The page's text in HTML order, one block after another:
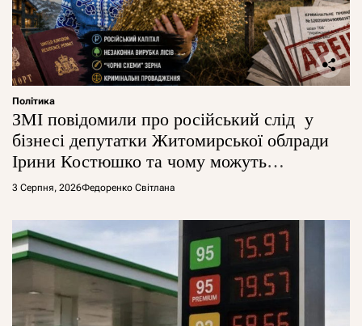
Політика
ЗМІ повідомили про російський слід у
бізнесі депутатки Житомирської облради
Ірини Костюшко та чому можуть
арештувати її активи
3 Серпня, 2026Федоренко Світлана